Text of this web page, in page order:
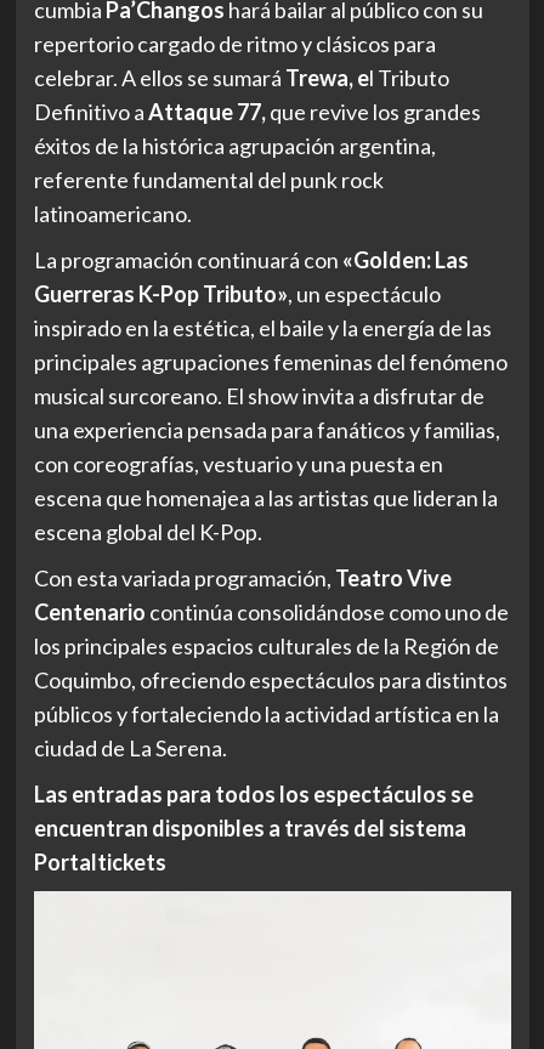
cumbia Pa’Changos hará bailar al público con su
repertorio cargado de ritmo y clásicos para
celebrar. A ellos se sumará Trewa, el Tributo
Definitivo aAttaque 77,que revive los grandes
éxitos de la histórica agrupación argentina,
referente fundamental del punk rock
latinoamericano.
La programación continuará con «Golden: Las
Guerreras K-Pop Tributo», un espectáculo
inspirado en la estética, el baile y la energía de las
principales agrupaciones femeninas del fenómeno
musical surcoreano. El show invita a disfrutar de
una experiencia pensada para fanáticos y familias,
con coreografías, vestuario y una puesta en
escena que homenajea a las artistas que lideran la
escena global del K-Pop.
Con esta variada programación, Teatro Vive
Centenario continúa consolidándose como uno de
los principales espacios culturales de la Región de
Coquimbo, ofreciendo espectáculos para distintos
públicos y fortaleciendo la actividad artística en la
ciudad de La Serena.
Las entradas para todos los espectáculos se
encuentran disponibles a través del sistema
Portaltickets